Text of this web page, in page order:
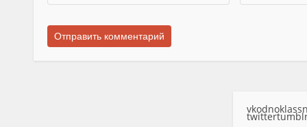
vk
twitter